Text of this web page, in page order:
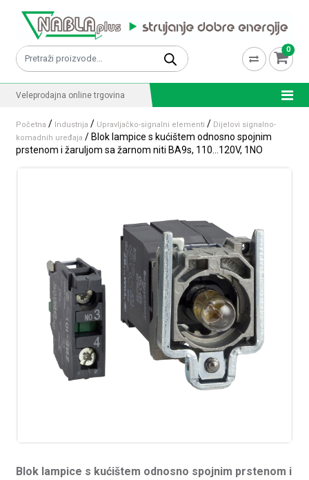
Pretraži: 0
Veleprodajna online trgovina
Početna / Industrija / Upravljačko-signalni elementi / Dijelovi signalno-
komadnih uređaja / Blok lampice s kućištem odnosno spojnim
prstenom i žaruljom sa žarnom niti BA9s, 110…120V, 1NO
Blok lampice s kućištem odnosno spojnim prstenom i